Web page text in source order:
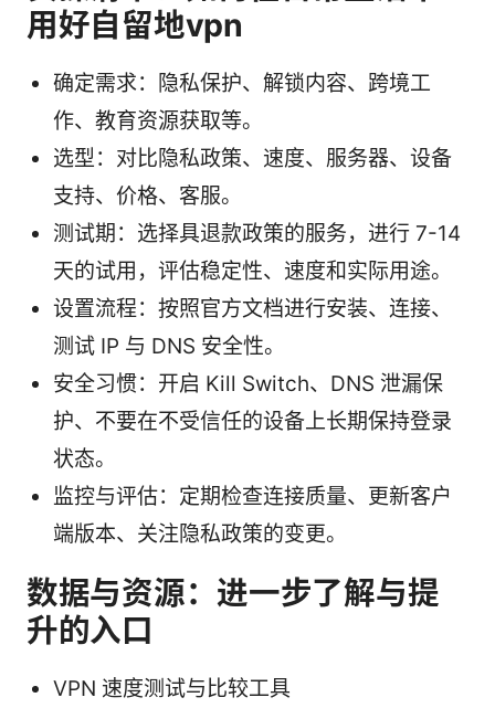
用好自留地vpn
确定需求：隐私保护、解锁内容、跨境工
作、教育资源获取等。
选型：对比隐私政策、速度、服务器、设备
支持、价格、客服。
测试期：选择具退款政策的服务，进行 7-14
天的试用，评估稳定性、速度和实际用途。
设置流程：按照官方文档进行安装、连接、
测试 IP 与 DNS 安全性。
安全习惯：开启 Kill Switch、DNS 泄漏保
护、不要在不受信任的设备上长期保持登录
状态。
监控与评估：定期检查连接质量、更新客户
端版本、关注隐私政策的变更。
数据与资源：进一步了解与提
升的入口
VPN 速度测试与比较工具